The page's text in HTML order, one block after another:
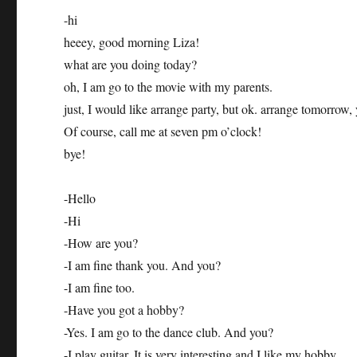
-hi
heeey, good morning Liza!
what are you doing today?
oh, I am go to the movie with my parents.
just, I would like arrange party, but ok. arrange tomorrow,
Of course, call me at seven pm o’clock!
bye!
-Hello
-Hi
-How are you?
-I am fine thank you. And you?
-I am fine too.
-Have you got a hobby?
-Yes. I am go to the dance club. And you?